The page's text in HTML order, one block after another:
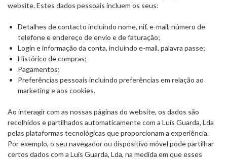
website. Estes dados pessoais incluem os seus:
Detalhes de contacto incluindo nome, nif, e-mail, número de
telefone e endereço de envio e de faturação;
Login e informação da conta, incluindo e-mail, palavra passe;
Histórico de compras;
Pagamentos;
Preferências pessoais incluindo preferências em relação ao
marketing e aos cookies.
Ao interagir com as nossas páginas do website, os dados são
recolhidos e partilhados automaticamente com a Luís Guarda, Lda
pelas plataformas tecnológicas que proporcionam a experiência.
Por exemplo, o seu navegador ou dispositivo móvel pode partilhar
certos dados com a Luís Guarda, Lda, na medida em que esses